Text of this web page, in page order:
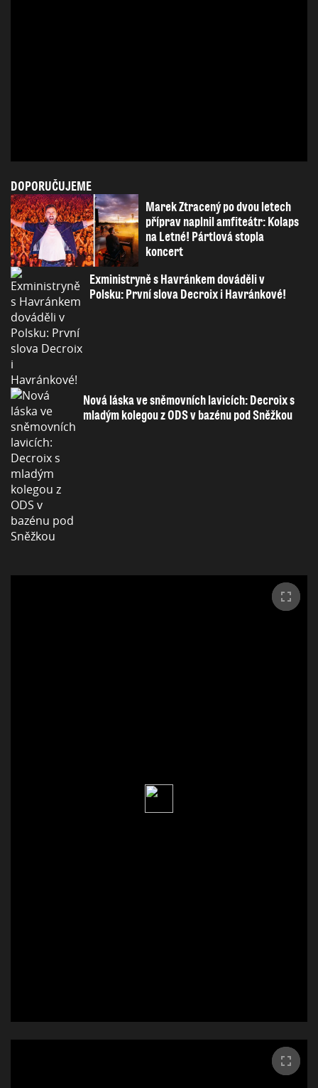
DOPORUČUJEME
Marek Ztracený po dvou letech
příprav naplnil amfiteátr: Kolaps
na Letné! Pártlová stopla
koncert
Exministryně s Havránkem dováděli v
Polsku: První slova Decroix i Havránkové!
Nová láska ve sněmovních lavicích: Decroix s
mladým kolegou z ODS v bazénu pod Sněžkou